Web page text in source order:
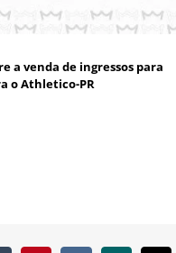
a venda de ingressos para
o Athletico-PR